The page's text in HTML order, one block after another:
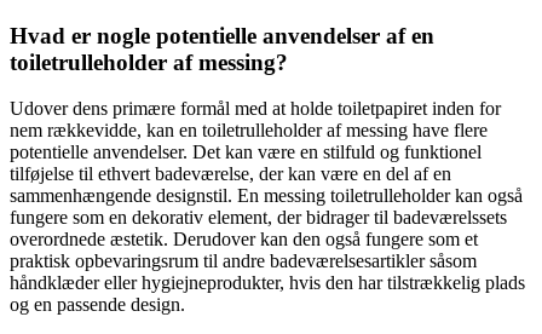
Hvad er nogle potentielle anvendelser af en
toiletrulleholder af messing?
Udover dens primære formål med at holde toiletpapiret inden for
nem rækkevidde, kan en toiletrulleholder af messing have flere
potentielle anvendelser. Det kan være en stilfuld og funktionel
tilføjelse til ethvert badeværelse, der kan være en del af en
sammenhængende designstil. En messing toiletrulleholder kan også
fungere som en dekorativ element, der bidrager til badeværelssets
overordnede æstetik. Derudover kan den også fungere som et
praktisk opbevaringsrum til andre badeværelsesartikler såsom
håndklæder eller hygiejneprodukter, hvis den har tilstrækkelig plads
og en passende design.